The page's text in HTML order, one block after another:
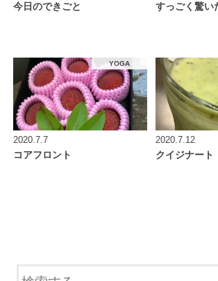
今日のできごと すっごく驚い
YOGA
2020.7.7
コアフロント
2020.7.12
クイジナート